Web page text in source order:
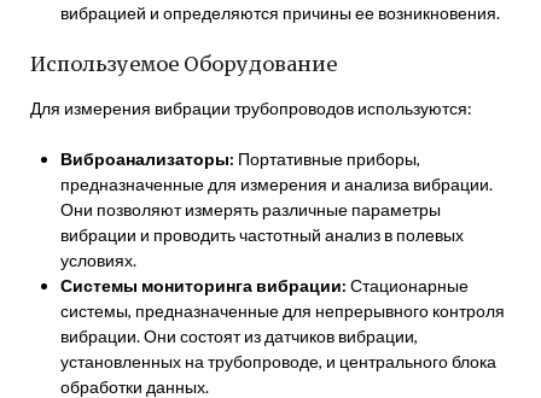
вибрацией и определяются причины ее возникновения.
Используемое Оборудование
Для измерения вибрации трубопроводов используются:
Виброанализаторы: Портативные приборы,
предназначенные для измерения и анализа вибрации.
Они позволяют измерять различные параметры
вибрации и проводить частотный анализ в полевых
условиях.
Системы мониторинга вибрации: Стационарные
системы, предназначенные для непрерывного контроля
вибрации. Они состоят из датчиков вибрации,
установленных на трубопроводе, и центрального блока
обработки данных.